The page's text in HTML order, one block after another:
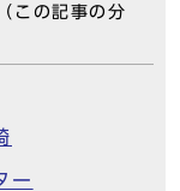
（この記事の分
ー